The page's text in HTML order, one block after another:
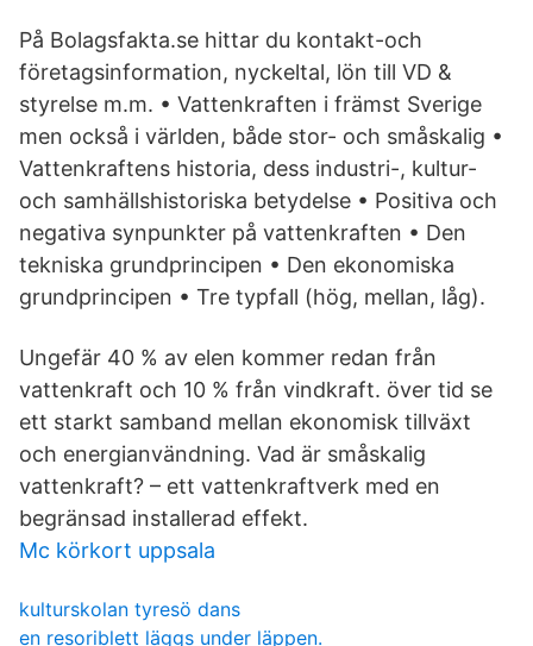
På Bolagsfakta.se hittar du kontakt-och
företagsinformation, nyckeltal, lön till VD &
styrelse m.m. • Vattenkraften i främst Sverige
men också i världen, både stor- och småskalig •
Vattenkraftens historia, dess industri-, kultur-
och samhällshistoriska betydelse • Positiva och
negativa synpunkter på vattenkraften • Den
tekniska grundprincipen • Den ekonomiska
grundprincipen • Tre typfall (hög, mellan, låg).
Ungefär 40 % av elen kommer redan från
vattenkraft och 10 % från vindkraft. över tid se
ett starkt samband mellan ekonomisk tillväxt
och energianvändning. Vad är småskalig
vattenkraft? – ett vattenkraftverk med en
begränsad installerad effekt.
Mc körkort uppsala
kulturskolan tyresö dans
en resoriblett läggs under läppen.